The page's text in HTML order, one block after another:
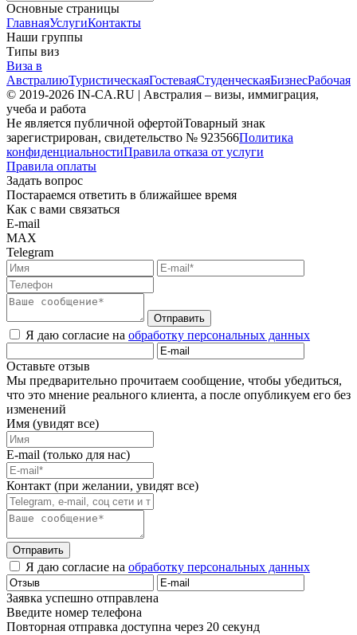
Основные страницы
ГлавнаяУслугиКонтакты
Наши группы
Типы виз
Виза в
АвстралиюТуристическаяГостеваяСтуденческаяБизнесРабочая
© 2019-2026 IN-CA.RU | Австралия – визы, иммиграция,
учеба и работа
Не является публичной офертойТоварный знак
зарегистрирован, свидетельство № 923566Политика
конфиденциальностиПравила отказа от услуги
Правила оплаты
Задать вопрос
Постараемся ответить в ближайшее время
Как с вами связаться
E-mail
MAX
Telegram
Отправить
Я даю согласие на обработку персональных данных
Оставьте отзыв
Мы предварительно прочитаем сообщение, чтобы убедиться,
что это мнение реального клиента, а после опубликуем его без
изменений
Имя (увидят все)
E-mail (только для нас)
Контакт (при желании, увидят все)
Отправить
Я даю согласие на обработку персональных данных
Заявка успешно отправлена
Введите номер телефона
Повторная отправка доступна через 20 секунд